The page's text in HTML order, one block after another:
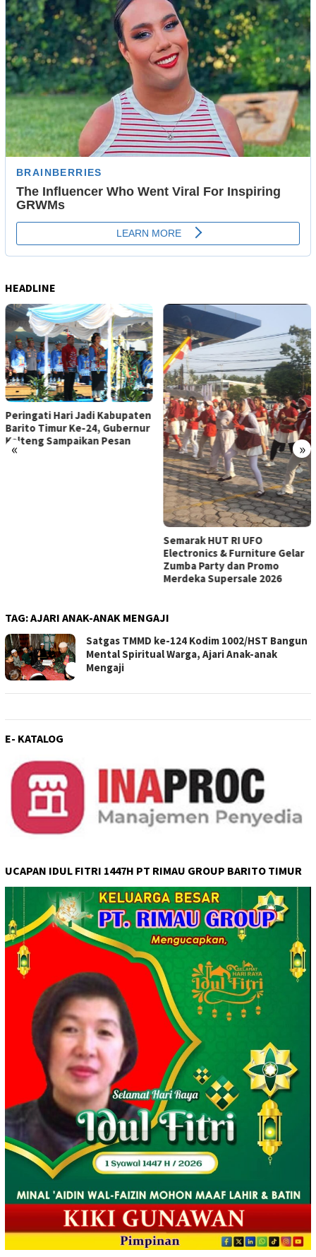
HEADLINE
« »
Peringati Hari Jadi Kabupaten
Barito Timur Ke-24, Gubernur
Kalteng Sampaikan Pesan
Semarak HUT RI UFO
Electronics & Furniture Gelar
Zumba Party dan Promo
Merdeka Supersale 2026
TAG:AJARI ANAK-ANAK MENGAJI
Satgas TMMD ke-124 Kodim 1002/HST Bangun
Mental Spiritual Warga, Ajari Anak-anak
Mengaji
E- KATALOG
UCAPAN IDUL FITRI 1447H PT RIMAU GROUP BARITO TIMUR